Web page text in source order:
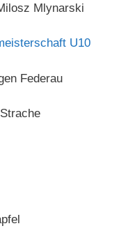
Mlynarski
U10
Federau